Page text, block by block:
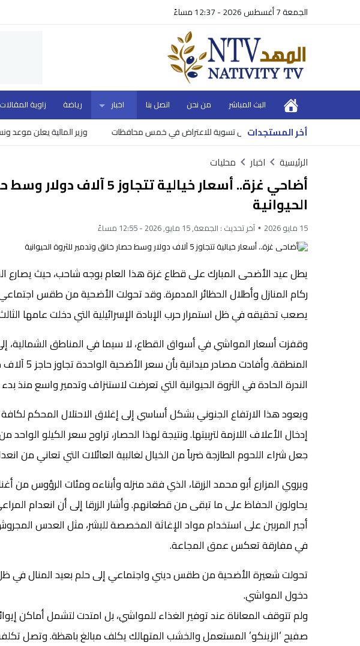
الجمعة 7 أغسطس 2026 - 12:37 مساءً
البث المباشر من نحن اتصل بنا اخبار رياضة زاوية المقالات
أخر المستجدات10 أحواض تسوية للاعتراض في خمس محافظات وزير المالية يعلن موعد ونسبة
الرئيسية اخبار محليات
أضاحي غزة.. أسعار خيالية
الحيوانية
15 مايو 2026 آخر تحديث : الجمعة, 15 مايو, 2026 - 12:55 مساءً
يطل عيد الأضحى المبارك على قطاع غزة هذا العام بوجه شاحب، حيث يصارع
ركام المنازل وأطلال الحظائر المدمرة. وقد تحولت الأضحية من طقس
يصعب تحقيقه في ظل استمرار حرب الإبادة الإسرائيلية التي دخلت عامها
وقفزت أسعار المواشي في أسواق القطاع، لا سيما في المناطق الشمالية،
المنطقة.
الندرة الحادة في الثروة الحيوانية التي تعرضت لاستنزاف وتدمير واسع منذ بدء
ويعود هذا الارتفاع الجنوني بشكل أساسي إلى إغلاق الاحتلال المحكم لكافة
جعل شراء اللحوم الطازجة ضرباً من الخيال لغالبية العائلات التي تعاني من
ويروي المزارع أبو محمد الزرقا، الذي فقد منزله وأبناءه ومئات الرؤوس من
يحاولون الحفاظ على ما تبقى من قطعانهم. وأشار الزرقا إلى أن انعدام
أجبر المربين على استخدام مواد الإغاثة المخصصة للبشر، مثل العدس
في مفارقة تعكس عمق المجاعة.
تحولت شعيرة الأضحية من طقس ديني واجتماعي إلى حلم بعيد المنال في ظل
دخول المواشي.
ولم تتوقف المعاناة عند توفير الغذاء للمواشي، بل امتدت لتشمل أماكن